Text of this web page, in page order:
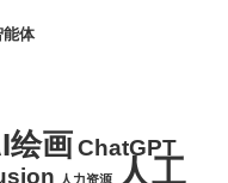
能体
绘画ChatGPT
人力资源 人工